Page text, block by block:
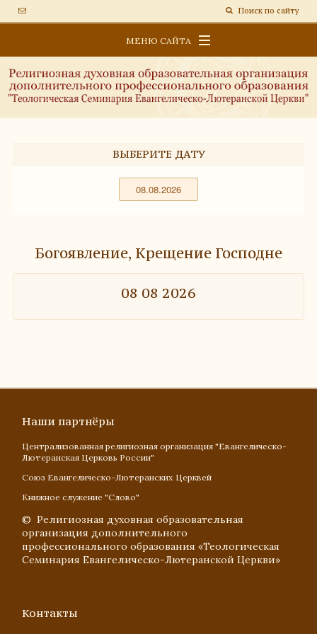
Поиск по сайту
МЕНЮ САЙТА
ОБРАЗОВАТЕЛЬНАЯ ПЛАТФОРМА
СВЕДЕНИЯ ОБ ОБРАЗОВАТЕЛЬНОЙ ОРГАНИЗАЦИИ
ВЫБЕРИТЕ ДАТУ
Богоявление, Крещение Господне
08 08 2026
Наши партнёры
Централизованная религиозная организация "Евангелическо-
Лютеранская Церковь России"
Союз Евангелическо-Лютеранских Церквей
Книжное служение "Слово"
© Религиозная духовная образовательная
организация дополнительного
профессионального образования «Теологическая
Семинария Евангелическо-Лютеранской Церкви»
Контакты